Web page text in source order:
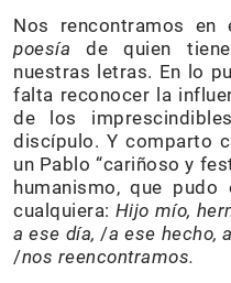
Nos rencontramos en
poesíade quien
nuestras letras. En lo
falta reconocer la
de los
discípulo. Y comparto
un Pablo “cariñoso y
humanismo, que
cualquiera: Hijo mío,
a ese día, /a ese hecho,
/nos reencontramos.